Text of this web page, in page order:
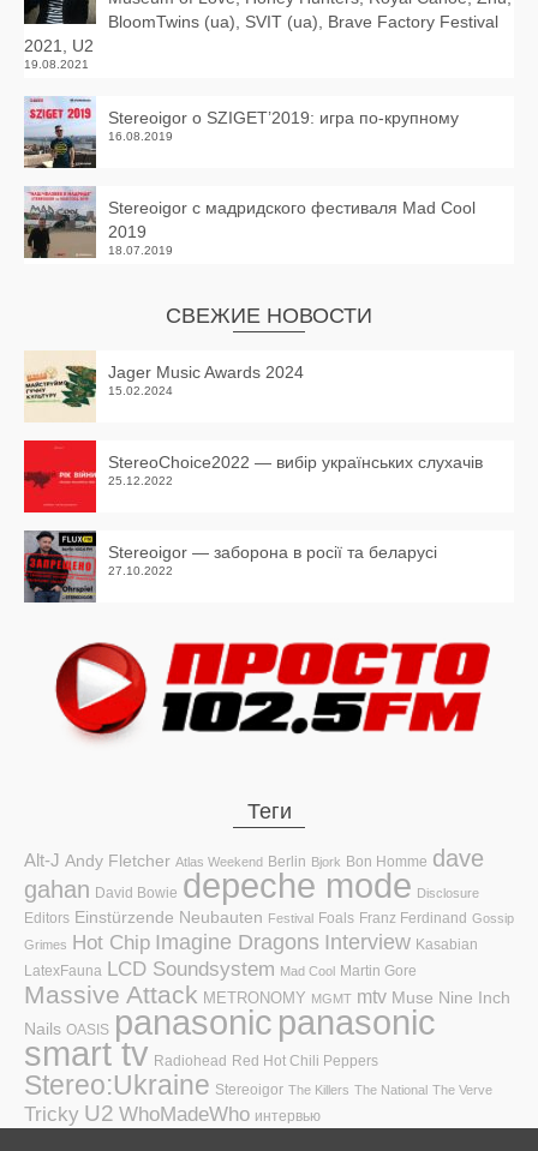
BloomTwins (ua), SVIT (ua), Brave Factory Festival
2021, U2
19.08.2021
Stereoigor о SZIGET’2019: игра по-крупному
16.08.2019
Stereoigor с мадридского фестиваля Mad Cool
2019
18.07.2019
СВЕЖИЕ НОВОСТИ
Jager Music Awards 2024
15.02.2024
StereoChoice2022 — вибір українських слухачів
25.12.2022
Stereoigor — заборона в росії та беларусі
27.10.2022
Теги
Alt-J Andy Fletcher Atlas Weekend Berlin Bjork Bon Homme dave
gahan David Bowie depeche mode Disclosure
Editors Einstürzende Neubauten Festival Foals Franz Ferdinand Gossip
Grimes Hot Chip Imagine Dragons Interview Kasabian
LatexFauna LCD Soundsystem Mad Cool Martin Gore
Massive Attack METRONOMY MGMT mtv Muse Nine Inch
Nails OASIS panasonic panasonic
smart tv Radiohead Red Hot Chili Peppers
Stereo:Ukraine Stereoigor The Killers The National The Verve
Tricky U2 WhoMadeWho интервью